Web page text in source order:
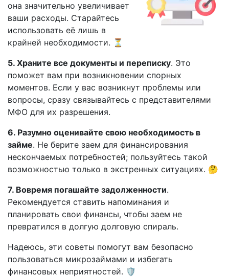
она значительно увеличивает
ваши расходы. Старайтесь
использовать её лишь в
крайней необходимости. ⏳
5. Храните все документы и переписку. Это
поможет вам при возникновении спорных
моментов. Если у вас возникнут проблемы или
вопросы, сразу связывайтесь с представителями
МФО для их разрешения.
6. Разумно оценивайте свою необходимость в
займе. Не берите заем для финансирования
нескончаемых потребностей; пользуйтесь такой
возможностью только в экстренных ситуациях. 🤔
7. Вовремя погашайте задолженности.
Рекомендуется ставить напоминания и
планировать свои финансы, чтобы заем не
превратился в долгую долговую спираль.
Надеюсь, эти советы помогут вам безопасно
пользоваться микрозаймами и избегать
финансовых неприятностей. 🛡️